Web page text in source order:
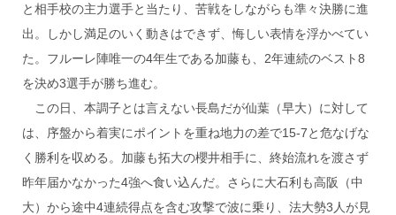
と相手校の主力選手と当たり、苦戦をしながらも準々決勝に進
出。しかし満足のいく動きはできず、悔しい表情を浮かべてい
た。フルーレ陣唯一の4年生である加藤も、2年連続のベスト8
を決め3選手が勝ち進む。
この日、本調子とは言えない長島だが仙葉（早大）に対して
は、序盤から着実にポイントを重ね地力の差で15-7と危なげな
く勝利を収める。加藤も拓大の櫻井相手に、終始流れを渡さず
昨年届かなかった4強へ食い込んだ。さらに大石利も高阪（中
大）から途中4連続得点を含む攻撃で波に乗り、法大勢3人が見